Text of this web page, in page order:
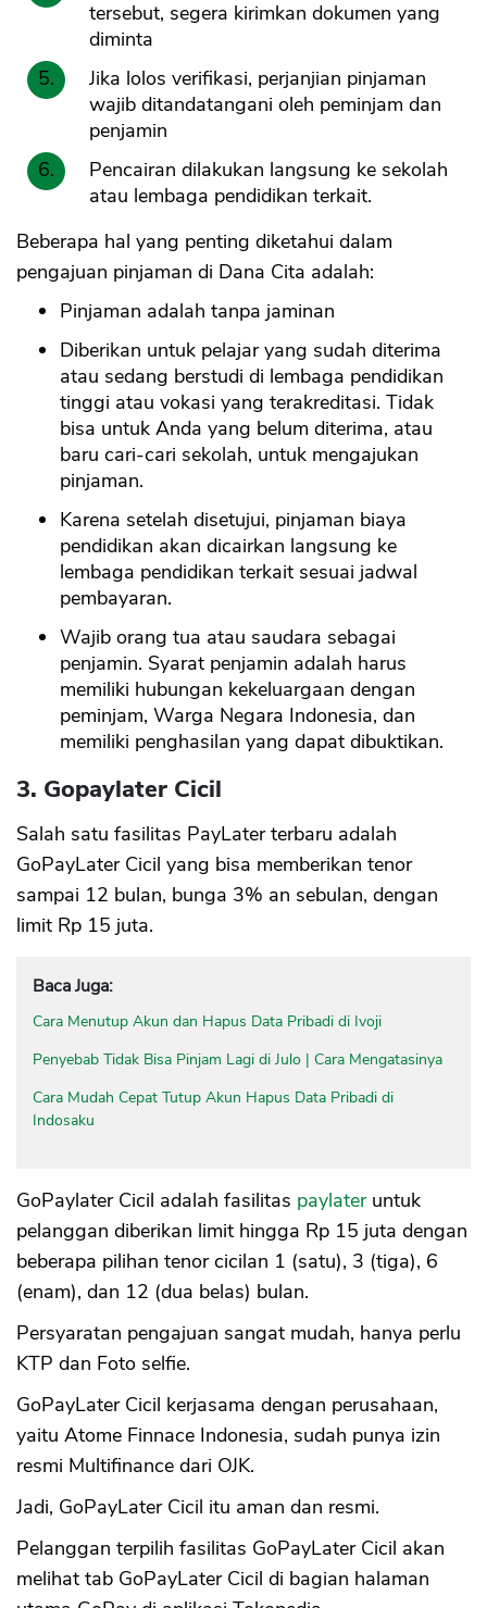
tersebut, segera kirimkan dokumen yang
diminta
Jika lolos verifikasi, perjanjian pinjaman
wajib ditandatangani oleh peminjam dan
penjamin
Pencairan dilakukan langsung ke sekolah
atau lembaga pendidikan terkait.
Beberapa hal yang penting diketahui dalam
pengajuan pinjaman di Dana Cita adalah:
Pinjaman adalah tanpa jaminan
Diberikan untuk pelajar yang sudah diterima
atau sedang berstudi di lembaga pendidikan
tinggi atau vokasi yang terakreditasi. Tidak
bisa untuk Anda yang belum diterima, atau
baru cari-cari sekolah, untuk mengajukan
pinjaman.
Karena setelah disetujui, pinjaman biaya
pendidikan akan dicairkan langsung ke
lembaga pendidikan terkait sesuai jadwal
pembayaran.
Wajib orang tua atau saudara sebagai
penjamin. Syarat penjamin adalah harus
memiliki hubungan kekeluargaan dengan
peminjam, Warga Negara Indonesia, dan
memiliki penghasilan yang dapat dibuktikan.
3. Gopaylater Cicil
Salah satu fasilitas PayLater terbaru adalah
GoPayLater Cicil yang bisa memberikan tenor
sampai 12 bulan, bunga 3% an sebulan, dengan
limit Rp 15 juta.
Baca Juga:
Cara Menutup Akun dan Hapus Data Pribadi di Ivoji
Penyebab Tidak Bisa Pinjam Lagi di Julo | Cara Mengatasinya
Cara Mudah Cepat Tutup Akun Hapus Data Pribadi di
Indosaku
GoPaylater Cicil adalah fasilitas paylateruntuk
pelanggan diberikan limit hingga Rp 15 juta dengan
beberapa pilihan tenor cicilan 1 (satu), 3 (tiga), 6
(enam), dan 12 (dua belas) bulan.
Persyaratan pengajuan sangat mudah, hanya perlu
KTP dan Foto selfie.
GoPayLater Cicil kerjasama dengan perusahaan,
yaitu Atome Finnace Indonesia, sudah punya izin
resmi Multifinance dari OJK.
Jadi, GoPayLater Cicil itu aman dan resmi.
Pelanggan terpilih fasilitas GoPayLater Cicil akan
melihat tab GoPayLater Cicil di bagian halaman